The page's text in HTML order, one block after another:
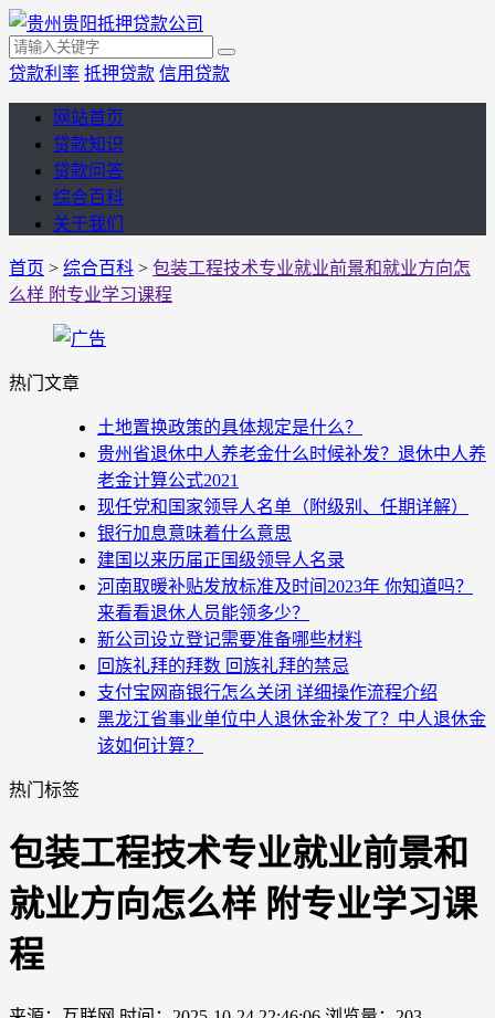
贷款利率 抵押贷款 信用贷款
网站首页
贷款知识
贷款问答
综合百科
关于我们
首页 > 综合百科 > 包装工程技术专业就业前景和就业方向怎
么样 附专业学习课程
热门文章
土地置换政策的具体规定是什么？
贵州省退休中人养老金什么时候补发？退休中人养
老金计算公式2021
现任党和国家领导人名单（附级别、任期详解）
银行加息意味着什么意思
建国以来历届正国级领导人名录
河南取暖补贴发放标准及时间2023年 你知道吗？
来看看退休人员能领多少？
新公司设立登记需要准备哪些材料
回族礼拜的拜数 回族礼拜的禁忌
支付宝网商银行怎么关闭 详细操作流程介绍
黑龙江省事业单位中人退休金补发了？中人退休金
该如何计算？
热门标签
包装工程技术专业就业前景和
就业方向怎么样 附专业学习课
程